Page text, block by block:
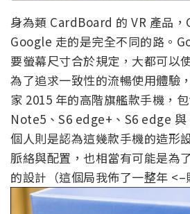
身為類 CardBoard 的 VR 產品，
Google 走的是完全不同的路。
要螢幕尺寸合於規定，大都可以
為了追求一致性的流暢使用體驗
家 2015 年的高階旗艦款手機，
Note5、S6 edge+、S6 edge 與
個人則是認為這幾款手機的造形
脈絡與配置，也相當有可能是為
的設計（這個局我佈了一整年 <–